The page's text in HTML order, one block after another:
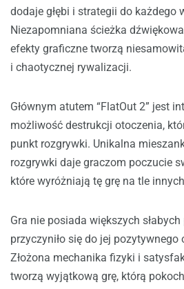
dodaje głębi i strategii do każdego
Niezapomniana ścieżka
efekty graficzne tworzą
i chaotycznej rywalizacji.
Głównym atutem “FlatOut 2” jest
możliwość destrukcji otoczenia,
punkt rozgrywki. Unikalna
rozgrywki daje graczom poczucie
które wyróżniają tę grę na tle
Gra nie posiada większych
przyczyniło się do jej pozytywnego
Złożona mechanika fizyki i
tworzą wyjątkową grę, którą